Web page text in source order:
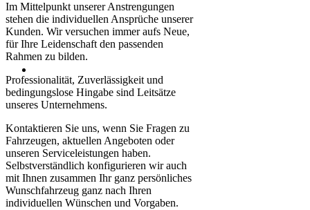
Im Mittelpunkt unserer Anstrengungen
stehen die individuellen Ansprüche unserer
Kunden. Wir versuchen immer aufs Neue,
für Ihre Leidenschaft den passenden
Rahmen zu bilden.
Professionalität, Zuverlässigkeit und
bedingungslose Hingabe sind Leitsätze
unseres Unternehmens.
Kontaktieren Sie uns, wenn Sie Fragen zu
Fahrzeugen, aktuellen Angeboten oder
unseren Serviceleistungen haben.
Selbstverständlich konfigurieren wir auch
mit Ihnen zusammen Ihr ganz persönliches
Wunschfahrzeug ganz nach Ihren
individuellen Wünschen und Vorgaben.